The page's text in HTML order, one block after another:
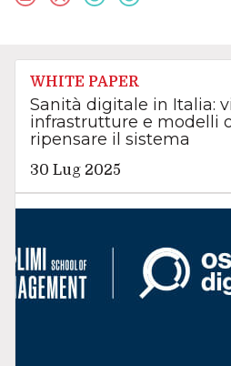
WHITE PAPER
Sanità digitale in Italia:
infrastrutture e modelli
ripensare il sistema
30 Lug 2025